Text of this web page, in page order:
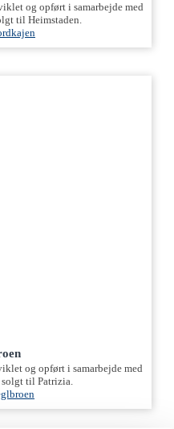
og opført i samarbejde med
til Heimstaden.
og opført i samarbejde med
solgt til Patrizia.